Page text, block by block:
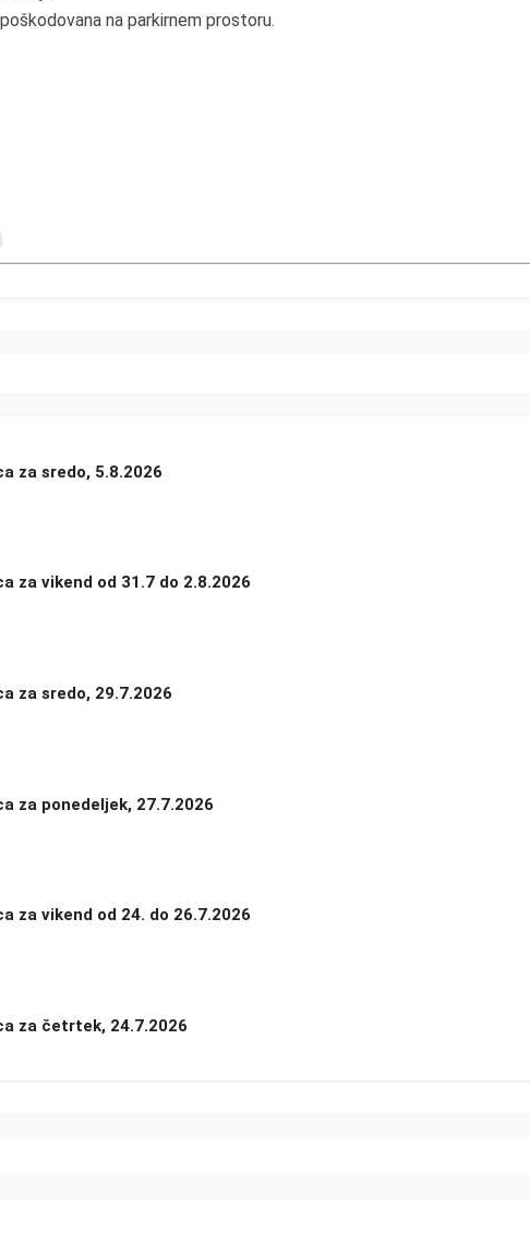
na parkirnem prostoru.
za sredo, 5.8.2026
za vikend od 31.7 do 2.8.2026
za sredo, 29.7.2026
za ponedeljek, 27.7.2026
za vikend od 24. do 26.7.2026
za četrtek, 24.7.2026